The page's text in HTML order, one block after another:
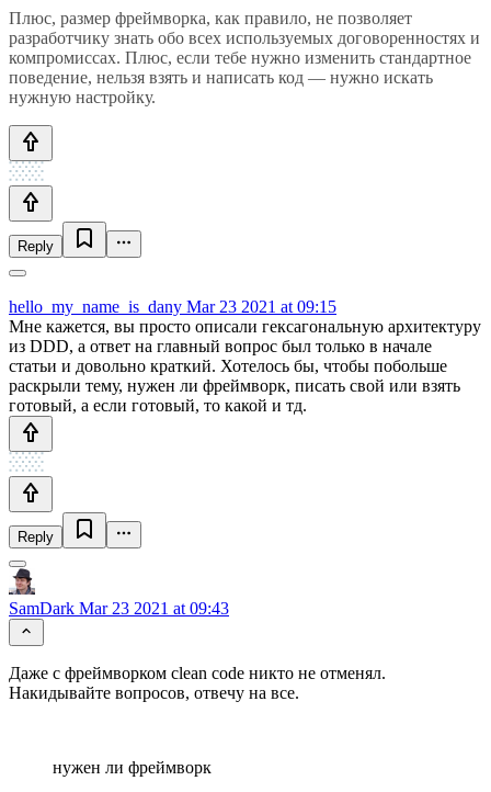
Плюс, размер фреймворка, как правило, не позволяет
разработчику знать обо всех используемых договоренностях и
компромиссах. Плюс, если тебе нужно изменить стандартное
поведение, нельзя взять и написать код — нужно искать
нужную настройку.
Reply
hello_my_name_is_dany Mar 23 2021 at 09:15
Мне кажется, вы просто описали гексагональную архитектуру
из DDD, а ответ на главный вопрос был только в начале
статьи и довольно краткий. Хотелось бы, чтобы побольше
раскрыли тему, нужен ли фреймворк, писать свой или взять
готовый, а если готовый, то какой и тд.
Reply
SamDark Mar 23 2021 at 09:43
Даже с фреймворком clean code никто не отменял.
Накидывайте вопросов, отвечу на все.
нужен ли фреймворк